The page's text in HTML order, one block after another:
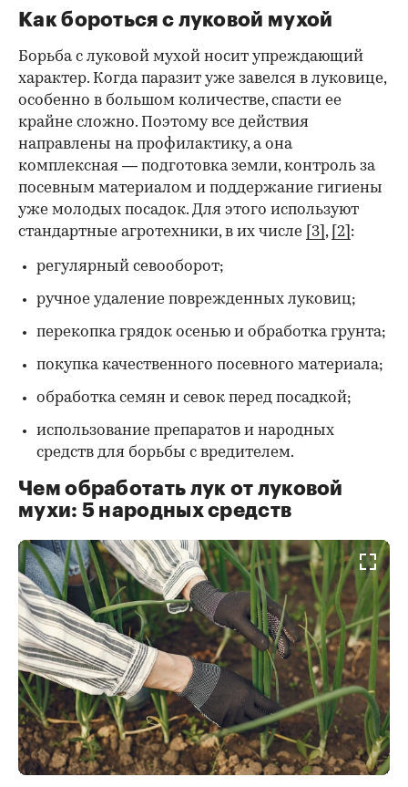
Как бороться с луковой мухой
Борьба с луковой мухой носит упреждающий
характер. Когда паразит уже завелся в луковице,
особенно в большом количестве, спасти ее
крайне сложно. Поэтому все действия
направлены на профилактику, а она
комплексная — подготовка земли, контроль за
посевным материалом и поддержание гигиены
уже молодых посадок. Для этого используют
стандартные агротехники, в их числе
[3] , [2] :
регулярный севооборот;
ручное удаление поврежденных луковиц;
перекопка грядок осенью и обработка грунта;
покупка качественного посевного материала;
обработка семян и севок перед посадкой;
использование препаратов и народных
средств для борьбы с вредителем.
Чем обработать лук от луковой
мухи: 5 народных средств